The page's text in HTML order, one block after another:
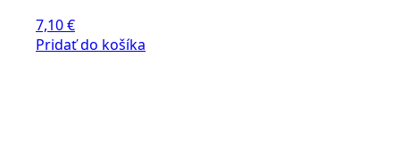
7,10€
Pridať do košíka